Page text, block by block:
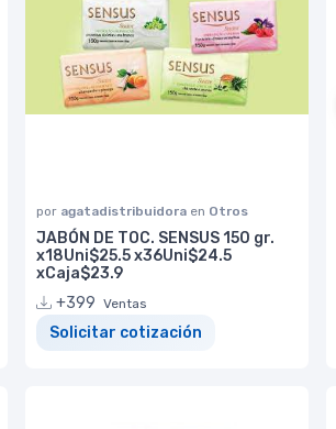
por agatadistribuidora en Otros
JABÓN DE TOC. SENSUS 150 gr.
x18Uni$25.5 x36Uni$24.5
xCaja$23.9
+399 Ventas
Solicitar cotización